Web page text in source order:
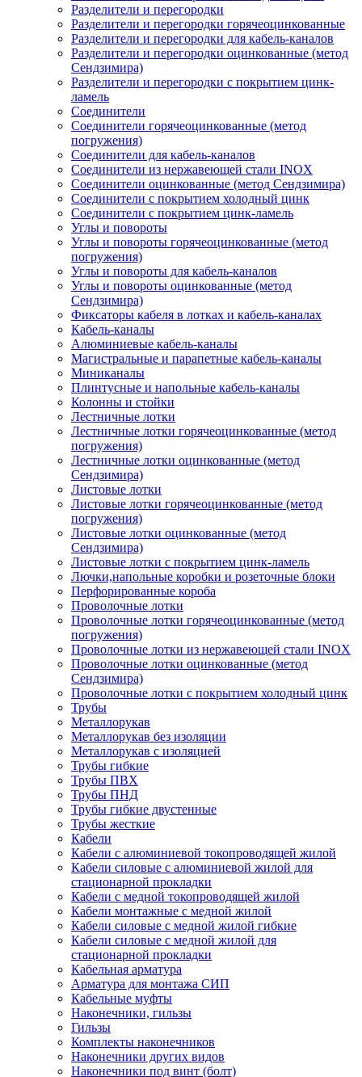
Разделители и перегородки
Разделители и перегородки горячеоцинкованные
Разделители и перегородки для кабель-каналов
Разделители и перегородки оцинкованные (метод
Сендзимира)
Разделители и перегородки с покрытием цинк-
ламель
Соединители
Соединители горячеоцинкованные (метод
погружения)
Соединители для кабель-каналов
Соединители из нержавеющей стали INOX
Соединители оцинкованные (метод Сендзимира)
Соединители с покрытием холодный цинк
Соединители с покрытием цинк-ламель
Углы и повороты
Углы и повороты горячеоцинкованные (метод
погружения)
Углы и повороты для кабель-каналов
Углы и повороты оцинкованные (метод
Сендзимира)
Фиксаторы кабеля в лотках и кабель-каналах
Кабель-каналы
Алюминиевые кабель-каналы
Магистральные и парапетные кабель-каналы
Миниканалы
Плинтусные и напольные кабель-каналы
Колонны и стойки
Лестничные лотки
Лестничные лотки горячеоцинкованные (метод
погружения)
Лестничные лотки оцинкованные (метод
Сендзимира)
Листовые лотки
Листовые лотки горячеоцинкованные (метод
погружения)
Листовые лотки оцинкованные (метод
Сендзимира)
Листовые лотки с покрытием цинк-ламель
Лючки,напольные коробки и розеточные блоки
Перфорированные короба
Проволочные лотки
Проволочные лотки горячеоцинкованные (метод
погружения)
Проволочные лотки из нержавеющей стали INOX
Проволочные лотки оцинкованные (метод
Сендзимира)
Проволочные лотки с покрытием холодный цинк
Трубы
Металлорукав
Металлорукав без изоляции
Металлорукав с изоляцией
Трубы гибкие
Трубы ПВХ
Трубы ПНД
Трубы гибкие двустенные
Трубы жесткие
Кабели
Кабели с алюминиевой токопроводящей жилой
Кабели силовые с алюминиевой жилой для
стационарной прокладки
Кабели с медной токопроводящей жилой
Кабели монтажные с медной жилой
Кабели силовые с медной жилой гибкие
Кабели силовые с медной жилой для
стационарной прокладки
Кабельная арматура
Арматура для монтажа СИП
Кабельные муфты
Наконечники, гильзы
Гильзы
Комплекты наконечников
Наконечники других видов
Наконечники под винт (болт)